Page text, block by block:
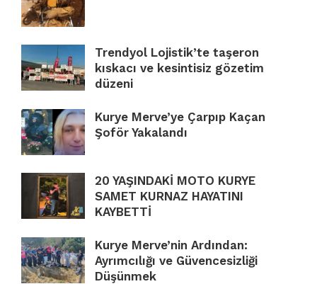
Trendyol Lojistik’te taşeron
kıskacı ve kesintisiz gözetim
düzeni
Kurye Merve’ye Çarpıp Kaçan
Şoför Yakalandı
20 YAŞINDAKİ MOTO KURYE
SAMET KURNAZ HAYATINI
KAYBETTİ
Kurye Merve’nin Ardından:
Ayrımcılığı ve Güvencesizliği
Düşünmek